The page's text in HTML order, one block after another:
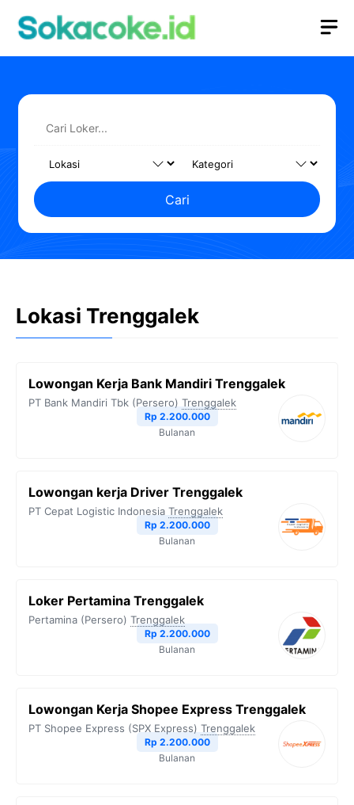
Cari
Lokasi Trenggalek
Lowongan Kerja Bank Mandiri Trenggalek
PT Bank Mandiri Tbk (Persero) Trenggalek
Rp 2.200.000
Bulanan
Lowongan kerja Driver Trenggalek
PT Cepat Logistic Indonesia Trenggalek
Rp 2.200.000
Bulanan
Loker Pertamina Trenggalek
Pertamina (Persero) Trenggalek
Rp 2.200.000
Bulanan
Lowongan Kerja Shopee Express Trenggalek
PT Shopee Express (SPX Express) Trenggalek
Rp 2.200.000
Bulanan